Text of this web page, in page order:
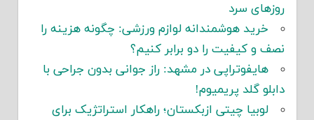
روزهای سرد
خرید هوشمندانه لوازم ورزشی: چگونه هزینه را
نصف و کیفیت را دو برابر کنیم؟
هایفوتراپی در مشهد: راز جوانی بدون جراحی با
دابلو گلد پریمیوم!
لوبیا چیتی ازبکستان؛ راهکار استراتژیک برای